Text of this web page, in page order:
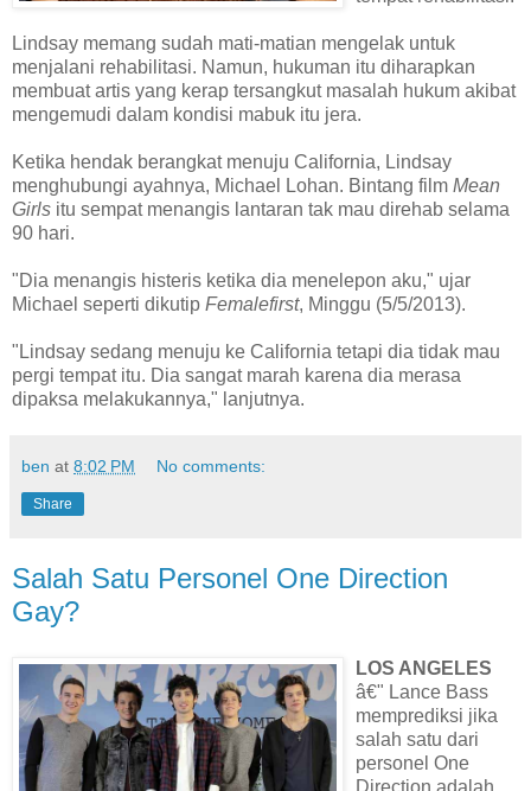
Lindsay memang sudah mati-matian mengelak untuk
menjalani rehabilitasi. Namun, hukuman itu diharapkan
membuat artis yang kerap tersangkut masalah hukum akibat
mengemudi dalam kondisi mabuk itu jera.
Ketika hendak berangkat menuju California, Lindsay
menghubungi ayahnya, Michael Lohan. Bintang film Mean
Girls itu sempat menangis lantaran tak mau direhab selama
90 hari.
"Dia menangis histeris ketika dia menelepon aku," ujar
Michael seperti dikutip Femalefirst, Minggu (5/5/2013).
"Lindsay sedang menuju ke California tetapi dia tidak mau
pergi tempat itu. Dia sangat marah karena dia merasa
dipaksa melakukannya," lanjutnya.
ben at 8:02 PM No comments:
Share
Salah Satu Personel One Direction
Gay?
LOS ANGELES
â€" Lance Bass
memprediksi jika
salah satu dari
personel One
Direction adalah